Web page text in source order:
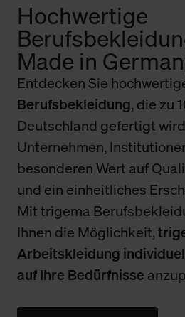
Hochwertige
Made in
Entdecken Sie
Berufsbekleidung, die zu
Deutschland gefertigt
Unternehmen,
besonderen Wert auf
und ein einheitliches
Mit trigema
Ihnen die Möglichkeit,
Arbeitskleidung
auf Ihre Bedürfnisse